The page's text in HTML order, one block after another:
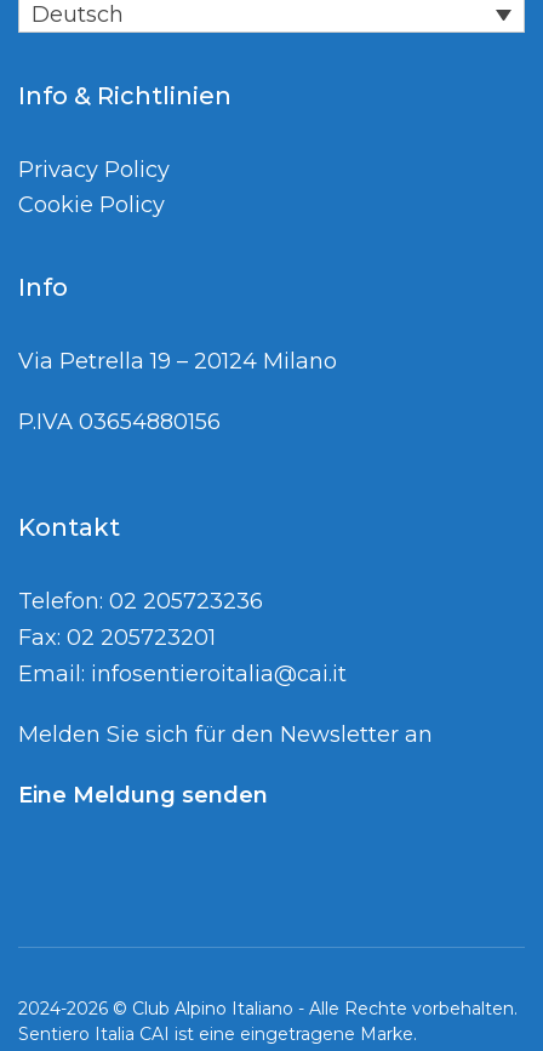
Deutsch
Info & Richtlinien
Privacy Policy
Cookie Policy
Info
Via Petrella 19 – 20124 Milano
P.IVA 03654880156
Kontakt
Telefon: 02 205723236
Fax: 02 205723201
Email: infosentieroitalia@cai.it
Melden Sie sich für den Newsletter an
Eine Meldung senden
2024-2026 © Club Alpino Italiano - Alle Rechte vorbehalten.
Sentiero Italia CAI ist eine eingetragene Marke.